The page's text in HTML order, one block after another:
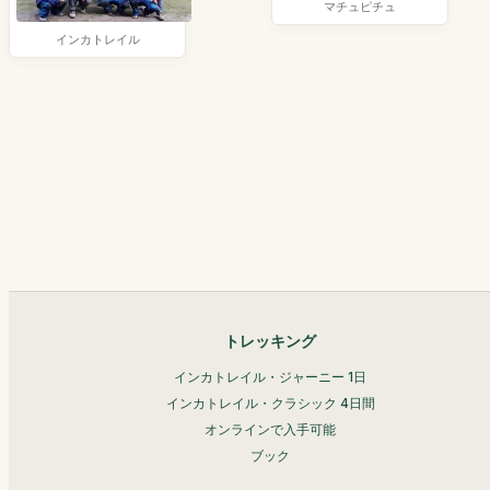
マチュピチュ
インカトレイル
トレッキング
インカトレイル・ジャーニー 1日
インカトレイル・クラシック 4日間
オンラインで入手可能
ブック